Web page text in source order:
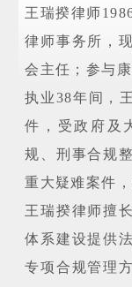
王瑞揆律师
律师事务所，
会主任；参与
执业38年间，
件，受政府及
规、刑事合规
重大疑难案件
王瑞揆律师擅
体系建设提供
专项合规管理